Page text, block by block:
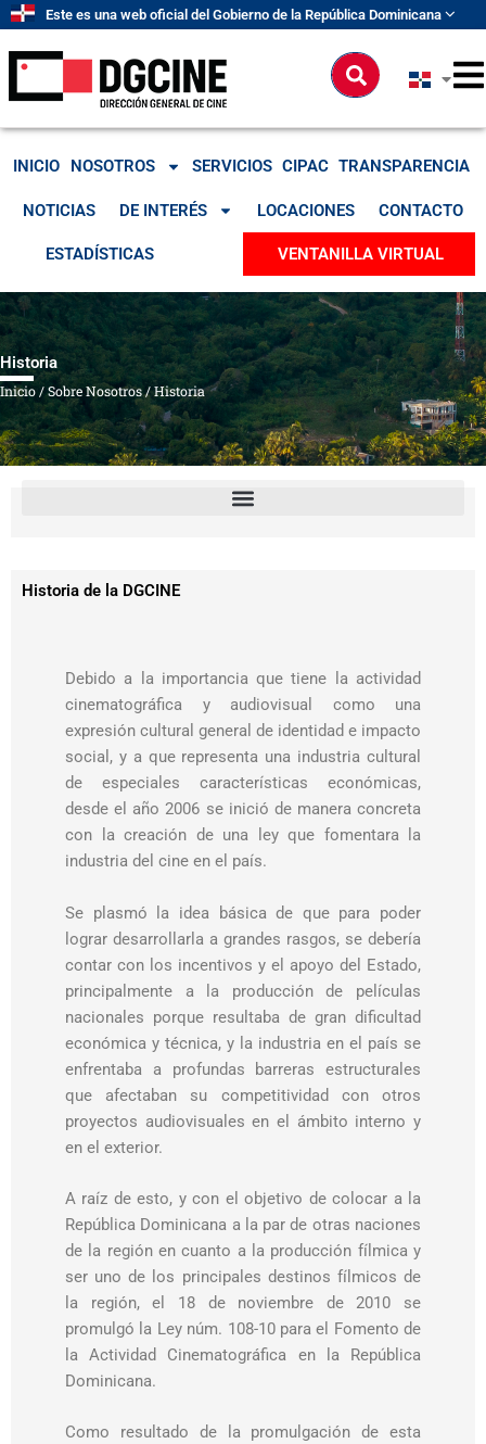
contenido
Este es una web oficial del Gobierno de la República Dominicana
Buscar
INICIO NOSOTROS SERVICIOS CIPAC TRANSPARENCIA
NOTICIAS DE INTERÉS LOCACIONES CONTACTO
ESTADÍSTICAS VENTANILLA VIRTUAL
Historia
Inicio/Sobre Nosotros/Historia
Historia de la DGCINE
Debido a la importancia que tiene la actividad
cinematográfica y audiovisual como una
expresión cultural general de identidad e impacto
social, y a que representa una industria cultural
de especiales características económicas,
desde el año 2006 se inició de manera concreta
con la creación de una ley que fomentara la
industria del cine en el país.
Se plasmó la idea básica de que para poder
lograr desarrollarla a grandes rasgos, se debería
contar con los incentivos y el apoyo del Estado,
principalmente a la producción de películas
nacionales porque resultaba de gran dificultad
económica y técnica, y la industria en el país se
enfrentaba a profundas barreras estructurales
que afectaban su competitividad con otros
proyectos audiovisuales en el ámbito interno y
en el exterior.
A raíz de esto, y con el objetivo de colocar a la
República Dominicana a la par de otras naciones
de la región en cuanto a la producción fílmica y
ser uno de los principales destinos fílmicos de
la región, el 18 de noviembre de 2010 se
promulgó la Ley núm. 108-10 para el Fomento de
la Actividad Cinematográfica en la República
Dominicana.
Como resultado de la promulgación de esta